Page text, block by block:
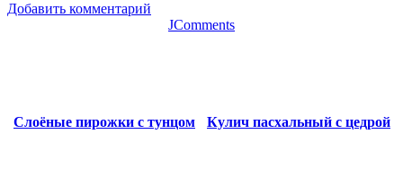
Добавить комментарий
JComments
Слоёные пирожки с тунцом Кулич пасхальный с цедрой